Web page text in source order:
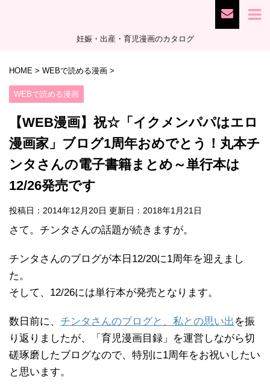
妊娠・出産・育児漫画のカタログ
HOME > WEBで読める漫画 >
WEBで読める漫画
【WEB漫画】祝☆「イクメンパパはエロ
漫画家」ブログ1周年おめでとう！丸本チ
ンタさんの電子書籍まとめ～単行本は
12/26発売です
投稿日：2014年12月20日 更新日： 2018年1月21日
さて。チンタさんの話題が続きますが。
チンタさんのブログが本日12/20に1周年を迎えまし
た。
そして、12/26には単行本が発売となります。
数日前に、 チンタさんのブログと、私との思い出 を振
り返りましたが、「育児漫画目録」を運営しながら切
磋琢磨したブログなので、特別に1周年をお祝いしたい
と思います。